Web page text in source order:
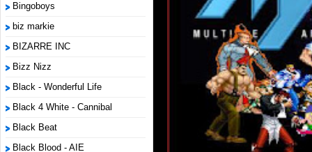
Bingoboys
biz markie
BIZARRE INC
Bizz Nizz
Black - Wonderful Life
Black 4 White - Cannibal
Black Beat
Black Blood - AIE